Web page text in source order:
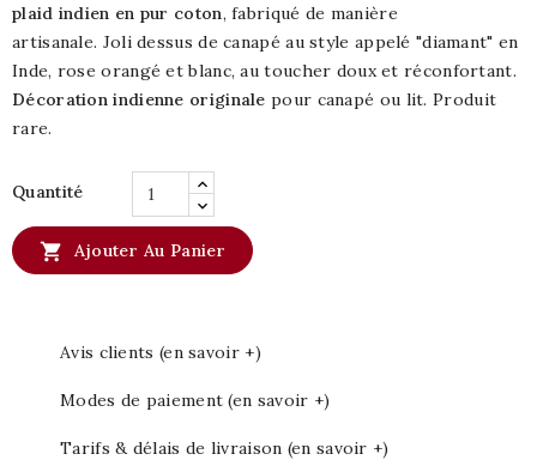
plaid indien en pur coton, fabriqué de manière
artisanale. Joli dessus de canapé au style appelé "diamant" en
Inde, rose orangé et blanc, au toucher doux et réconfortant.
Décoration indienne originale pour canapé ou lit. Produit
rare.
Quantité
 Ajouter Au Panier
Avis clients (en savoir +)
Modes de paiement (en savoir +)
Tarifs & délais de livraison (en savoir +)